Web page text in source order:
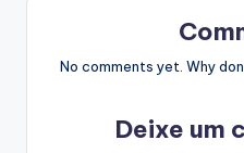
No comments yet. Why
Deixe um